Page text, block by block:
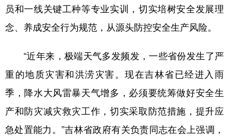
员和一线关键工种等专业实训，切实培树安全发展理
念、养成安全行为规范，从源头防控安全生产风险。
“近年来，极端天气多发频发，一些省份发生了严
重的地质灾害和洪涝灾害。现在吉林省已经进入雨
季，降水大风雷暴天气增多，必须要统筹做好安全生
产和防灾减灾救灾工作，切实采取防范措施，提升应
急处置能力。”吉林省政府有关负责同志在会上强调，